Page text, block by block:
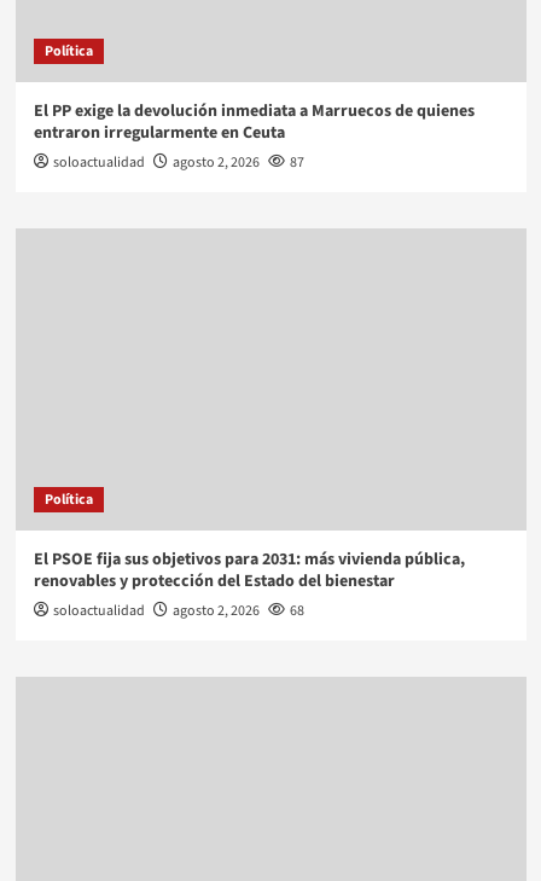
Política
El PP exige la devolución inmediata a Marruecos de quienes
entraron irregularmente en Ceuta
soloactualidad agosto 2, 2026 87
Política
El PSOE fija sus objetivos para 2031: más vivienda pública,
renovables y protección del Estado del bienestar
soloactualidad agosto 2, 2026 68